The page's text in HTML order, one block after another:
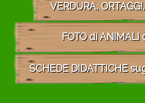
VERDURA,
FOTO di ANIMALI
SCHEDE DIDATTICHE